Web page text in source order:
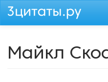
Перейти
Майкл